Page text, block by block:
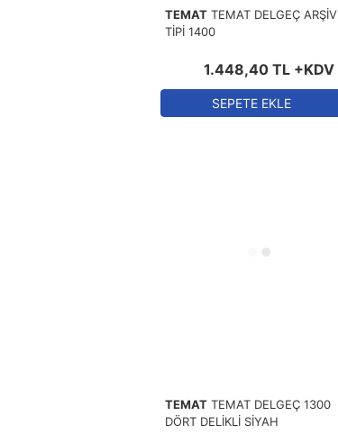
TEMAT TEMAT DELGEÇ ARŞİV
TİPİ 1400
1.448,40 TL+KDV
SEPETE EKLE
TEMAT TEMAT DELGEÇ 1300
DÖRT DELİKLİ SİYAH